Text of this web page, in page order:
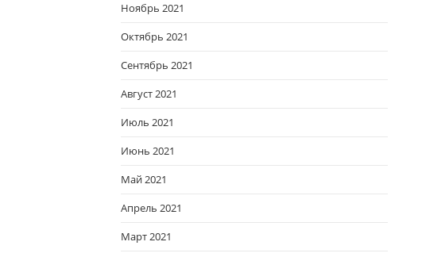
Ноябрь 2021
Октябрь 2021
Сентябрь 2021
Август 2021
Июль 2021
Июнь 2021
Май 2021
Апрель 2021
Март 2021